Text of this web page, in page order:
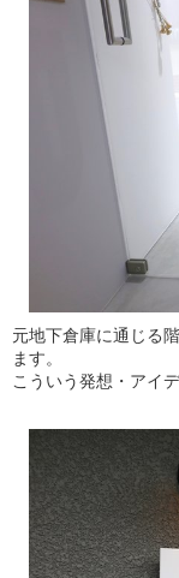
元地下倉庫に通じる
ます。
こういう発想・アイ